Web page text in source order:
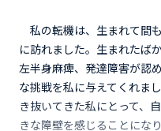
私の転機は、生まれて間
に訪れました。生まれたば
左半身麻痺、発達障害が認
な挑戦を私に与えてくれま
き抜いてきた私にとって、
きな障壁を感じることにな